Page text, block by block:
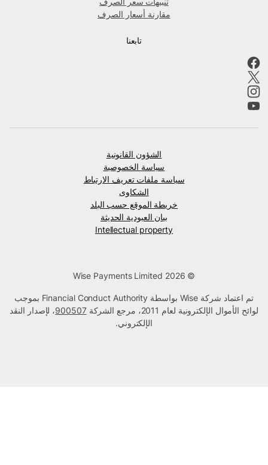
مقارنة أسعار الصرف
تابعنا
الشؤون القانونية
سياسة الخصوصية
سياسة ملفات تعريف الارتباط
الشكاوى
خريطة الموقع حسب البلد
بيان العبودية الحديثة
Intellectual property
تم اعتماد شركة Wise بواسطة Financial Conduct Authority بموجب
لوائح الأموال الإلكترونية لعام 2011، مرجع الشركة
900507، لإصدار النقد
الإلكتروني.